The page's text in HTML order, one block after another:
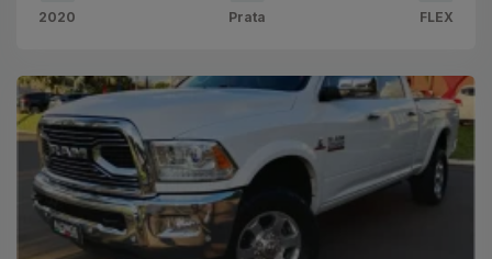
2020 Prata FLEX